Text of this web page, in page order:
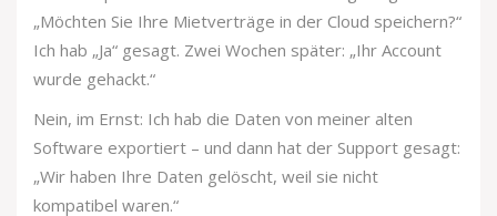
„Möchten Sie Ihre Mietverträge in der Cloud speichern?“
Ich hab „Ja“ gesagt. Zwei Wochen später: „Ihr Account
wurde gehackt.“
Nein, im Ernst: Ich hab die Daten von meiner alten
Software exportiert – und dann hat der Support gesagt:
„Wir haben Ihre Daten gelöscht, weil sie nicht
kompatibel waren.“